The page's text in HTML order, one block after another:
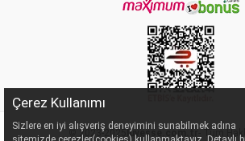
© 2023-2025 luvesse.com.tr - Tüm
Çerez Kullanımı
Sizlere en iyi alışveriş deneyimini sunabilmek adına